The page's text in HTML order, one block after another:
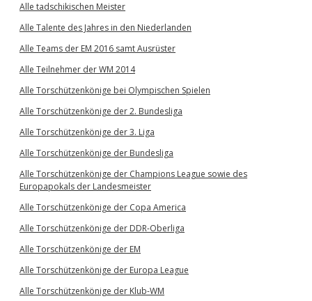
Alle tadschikischen Meister
Alle Talente des Jahres in den Niederlanden
Alle Teams der EM 2016 samt Ausrüster
Alle Teilnehmer der WM 2014
Alle Torschützenkönige bei Olympischen Spielen
Alle Torschützenkönige der 2. Bundesliga
Alle Torschützenkönige der 3. Liga
Alle Torschützenkönige der Bundesliga
Alle Torschützenkönige der Champions League sowie des
Europapokals der Landesmeister
Alle Torschützenkönige der Copa America
Alle Torschützenkönige der DDR-Oberliga
Alle Torschützenkönige der EM
Alle Torschützenkönige der Europa League
Alle Torschützenkönige der Klub-WM